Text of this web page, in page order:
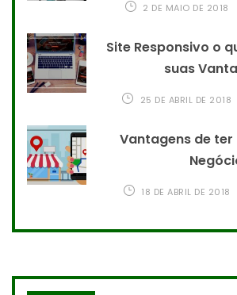
2 DE MAIO DE 2018
Site Responsivo o
suas
25 DE ABRIL DE 2018
Vantagens de ter
18 DE ABRIL DE 2018